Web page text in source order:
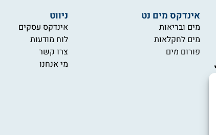
אינדקס מים נט
מים ובריאות
מים לחקלאות
פורום מים
ניווט
אינדקס עסקים
לוח מודעות
צרו קשר
מי אנחנו